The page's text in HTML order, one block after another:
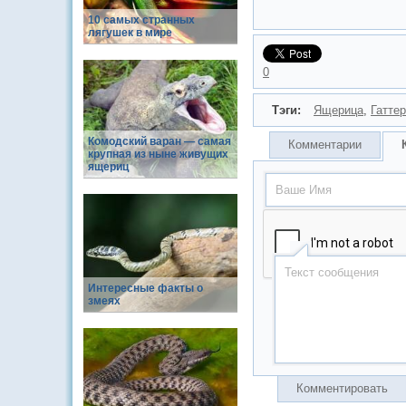
10 самых странных
лягушек в мире
Комодский варан — самая
крупная из ныне живущих
ящериц
Интересные факты о
змеях
0
Тэги: Ящерица,
Комментарии
Комментировать